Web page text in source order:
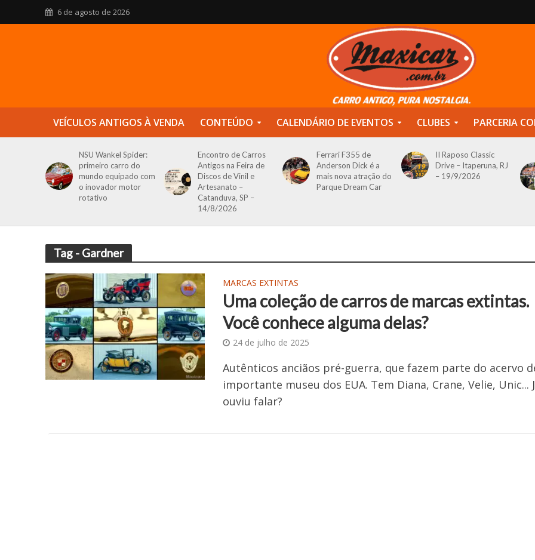
6 de agosto de 2026
VEÍCULOS ANTIGOS À VENDA CONTEÚDO CALENDÁRIO DE EVENTOS CLUBES PARCERIA
NSU Wankel Spider:
primeiro carro do
mundo equipado com
o inovador motor
rotativo
Encontro de Carros
Antigos na Feira de
Discos de Vinil e
Artesanato –
Catanduva, SP –
14/8/2026
Ferrari F355 de
Anderson Dick é a
mais nova atração do
Parque Dream Car
II Raposo Classic
Drive – Itaperuna, RJ
– 19/9/2026
Tag - Gardner
MARCAS EXTINTAS
Uma coleção de carros de marcas extintas.
Você conhece alguma delas?
24 de julho de 2025
Autênticos anciãos pré-guerra, que fazem parte do acervo
importante museu dos EUA. Tem Diana, Crane, Velie, Unic...
ouviu falar?